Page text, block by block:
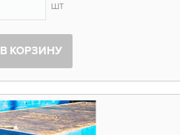
шт
В КОРЗИНУ